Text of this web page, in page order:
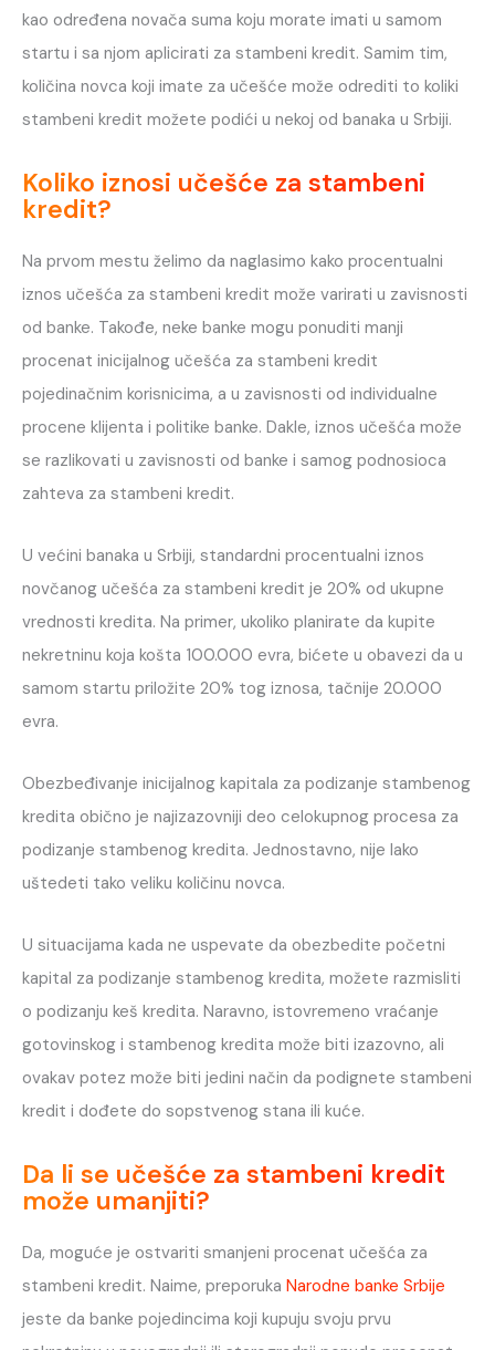
kao određena novača suma koju morate imati u samom
startu i sa njom aplicirati za stambeni kredit. Samim tim,
količina novca koji imate za učešće može odrediti to koliki
stambeni kredit možete podići u nekoj od banaka u Srbiji.
Koliko iznosi učešće za stambeni
kredit?
Na prvom mestu želimo da naglasimo kako procentualni
iznos učešća za stambeni kredit može varirati u zavisnosti
od banke. Takođe, neke banke mogu ponuditi manji
procenat inicijalnog učešća za stambeni kredit
pojedinačnim korisnicima, a u zavisnosti od individualne
procene klijenta i politike banke. Dakle, iznos učešća može
se razlikovati u zavisnosti od banke i samog podnosioca
zahteva za stambeni kredit.
U većini banaka u Srbiji, standardni procentualni iznos
novčanog učešća za stambeni kredit je 20% od ukupne
vrednosti kredita. Na primer, ukoliko planirate da kupite
nekretninu koja košta 100.000 evra, bićete u obavezi da u
samom startu priložite 20% tog iznosa, tačnije 20.000
evra.
Obezbeđivanje inicijalnog kapitala za podizanje stambenog
kredita obično je najizazovniji deo celokupnog procesa za
podizanje stambenog kredita. Jednostavno, nije lako
uštedeti tako veliku količinu novca.
U situacijama kada ne uspevate da obezbedite početni
kapital za podizanje stambenog kredita, možete razmisliti
o podizanju keš kredita. Naravno, istovremeno vraćanje
gotovinskog i stambenog kredita može biti izazovno, ali
ovakav potez može biti jedini način da podignete stambeni
kredit i dođete do sopstvenog stana ili kuće.
Da li se učešće za stambeni kredit
može umanjiti?
Da, moguće je ostvariti smanjeni procenat učešća za
stambeni kredit. Naime, preporuka Narodne banke Srbije
jeste da banke pojedincima koji kupuju svoju prvu